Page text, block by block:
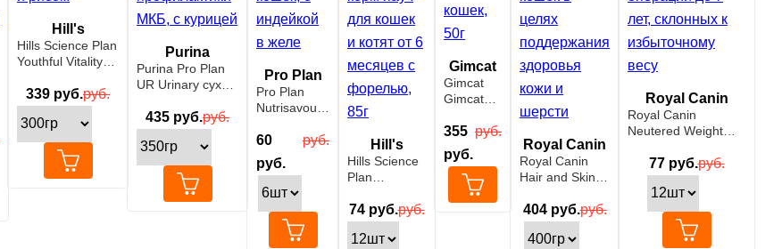
Hill's
Hills Science Plan
Youthful Vitality
корм для кошек
старше 7 лет с
курицей и рисом
339 руб.руб.
Purina
Purina Pro Plan
UR Urinary сухой
для лечения и
профилактики
МКБ, с курицей
435 руб.руб.
Pro Plan
Pro Plan
Nutrisavour
влажный
корм для
взрослых
кошек, с
желе
60
руб.
руб. Hill's
Hills Science
Plan
Хиллс
влажный
корм пауч
74руб.руб.
Gimcat
Gimcat
Gimcat
Мульти-
Витамин
для
кошек,
355
руб.
руб.
Royal Canin
Royal Canin
Hair and Skin
взрослых
кошек в целях
поддержания
404руб.руб.
Royal Canin
Royal Canin
Neutered Weight
корм для
стерилизованных
кошек с момента
операции до 7 лет,
склонных к
избыточному весу
77руб.руб.